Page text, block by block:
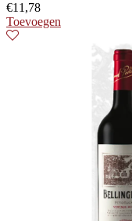
€11,78
Toevoegen